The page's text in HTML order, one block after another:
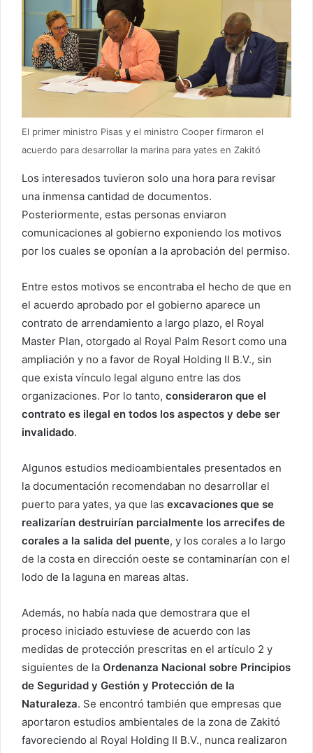
El primer ministro Pisas y el ministro Cooper firmaron el
acuerdo para desarrollar la marina para yates en Zakitó
Los interesados tuvieron solo una hora para revisar
una inmensa cantidad de documentos.
Posteriormente, estas personas enviaron
comunicaciones al gobierno exponiendo los motivos
por los cuales se oponían a la aprobación del permiso.
Entre estos motivos se encontraba el hecho de que en
el acuerdo aprobado por el gobierno aparece un
contrato de arrendamiento a largo plazo, el Royal
Master Plan, otorgado al Royal Palm Resort como una
ampliación y no a favor de Royal Holding II B.V., sin
que exista vínculo legal alguno entre las dos
organizaciones. Por lo tanto, consideraron que el
contrato es ilegal en todos los aspectos y debe ser
invalidado.
Algunos estudios medioambientales presentados en
la documentación recomendaban no desarrollar el
puerto para yates, ya que las excavaciones que se
realizarían destruirían parcialmente los arrecifes de
corales a la salida del puente, y los corales a lo largo
de la costa en dirección oeste se contaminarían con el
lodo de la laguna en mareas altas.
Además, no había nada que demostrara que el
proceso iniciado estuviese de acuerdo con las
medidas de protección prescritas en el artículo 2 y
siguientes de la Ordenanza Nacional sobre Principios
de Seguridad y Gestión y Protección de la
Naturaleza. Se encontró también que empresas que
aportaron estudios ambientales de la zona de Zakitó
favoreciendo al Royal Holding II B.V., nunca realizaron